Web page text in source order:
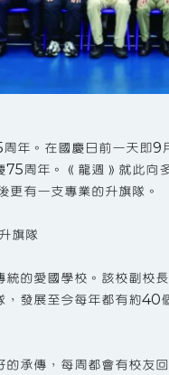
年。在國慶日前一天即
周年。《龍週》就此向
更有一支專業的升旗隊。
旗隊
的愛國學校。該校副校
，發展至今每年都有約40
承傳，每周都會有校友